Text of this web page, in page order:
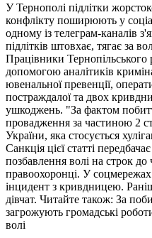
У Тернополі підлітки
конфлікту поширюють у
одному із телеграм-каналів
підлітків штовхає, тягає за
Працівники Тернопільського
допомогою аналітиків
ювенальної превенції,
постраждалої та двох
ушкоджень. "За фактом
провадження за частиною 2
України, яка стосується
Санкція цієї статті
позбавлення волі на строк
правоохоронці. У
інцидент з кривдницею.
дівчат. Читайте також: За
загрожують громадські
волі